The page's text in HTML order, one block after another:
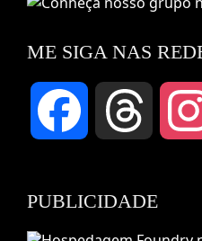
ME SIGA NAS
Facebook Threads
PUBLICIDADE